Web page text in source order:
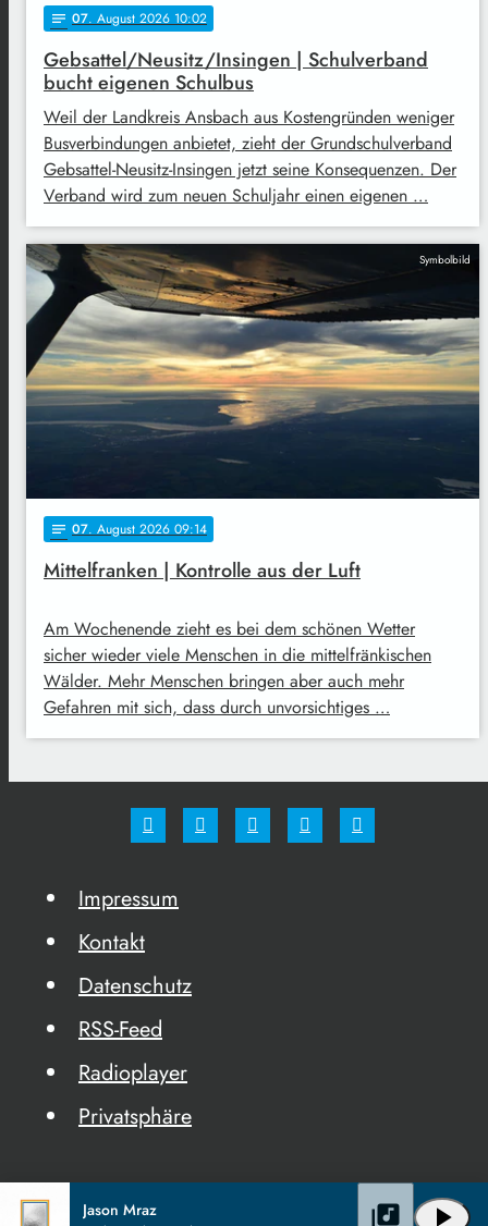
notes 07. August 2026 10:02
Gebsattel/Neusitz/Insingen | Schulverband
bucht eigenen Schulbus
Weil der Landkreis Ansbach aus Kostengründen weniger
Busverbindungen anbietet, zieht der Grundschulverband
Gebsattel-Neusitz-Insingen jetzt seine Konsequenzen. Der
Verband wird zum neuen Schuljahr einen eigenen …
Symbolbild
notes 07. August 2026 09:14
Mittelfranken | Kontrolle aus der Luft
Am Wochenende zieht es bei dem schönen Wetter
sicher wieder viele Menschen in die mittelfränkischen
Wälder. Mehr Menschen bringen aber auch mehr
Gefahren mit sich, dass durch unvorsichtiges …
Impressum
Kontakt
Datenschutz
RSS-Feed
Radioplayer
Privatsphäre
Jason Mraz play_arrow
library_music